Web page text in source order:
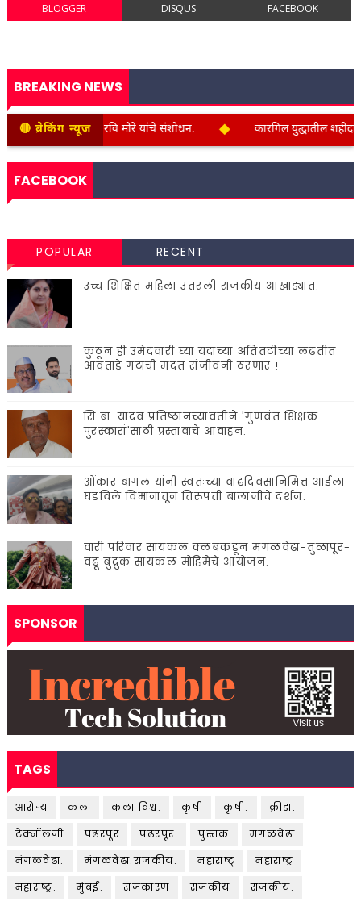
BLOGGER DISQUS FACEBOOK
BREAKING NEWS
🔴 ब्रेकिंग न्यूज
शिलालेख उजेडात रवि मोरे यांचे संशोधन. कारगिल युद्धातील
FACEBOOK
POPULAR RECENT
उच्च शिक्षित महिला उतरली राजकीय आखाड्यात.
कुठून ही उमेदवारी घ्या यंदाच्या अतितटीच्या लढतीत
आवताडे गटाची मदत संजीवनी ठरणार !
सि.बा. यादव प्रतिष्ठानच्यावतीने 'गुणवंत शिक्षक
पुरस्कारां'साठी प्रस्तावाचे आवाहन.
ओंकार बागल यांनी स्वतःच्या वाढदिवसानिमित्त आईला
घडविले विमानातून तिरुपती बालाजीचे दर्शन.
वारी परिवार सायकल क्लबकडून मंगळवेढा-तुळापूर-
वढू बुद्रुक सायकल मोहिमेचे आयोजन.
SPONSOR
TAGS
आरोग्य कला कला विश्व. कृषी कृषी.
क्रीडा.
टेक्नॉलजी
पंढरपूर पंढरपूर. पुस्तक
मंगळवेढा
मंगळवेढा.
मंगळवेढा.राजकीय. महाराष्ट्
महाराष्ट्र
महाराष्ट्र.
मुंबई. राजकारण राजकीय
राजकीय.